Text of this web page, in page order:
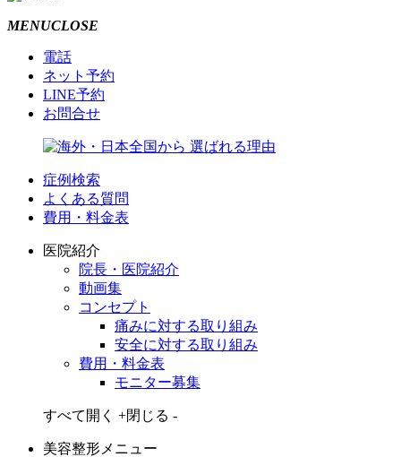
MENUCLOSE
電話
ネット予約
LINE予約
お問合せ
症例検索
よくある質問
費用・料金表
医院紹介
院長・医院紹介
動画集
コンセプト
痛みに対する取り組み
安全に対する取り組み
費用・料金表
モニター募集
すべて開く +閉じる -
美容整形メニュー